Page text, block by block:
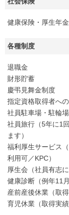
健康保険・厚生年
各種制度
退職金
財形貯蓄
慶弔見舞金制度
指定資格取得者へ
社員駐車場・駐輪場
社員旅行（5年に1
ます）
福利厚生サービス
利用可／KPC）
厚生会（社員有志
健康診断（例年11月
産前産後休業（取得
育児休業（取得実績